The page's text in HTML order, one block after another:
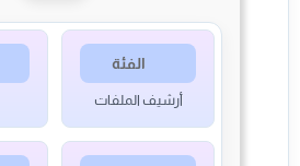
الفئة
أرشيف الملفات